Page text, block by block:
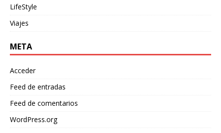
LifeStyle
Viajes
META
Acceder
Feed de entradas
Feed de comentarios
WordPress.org